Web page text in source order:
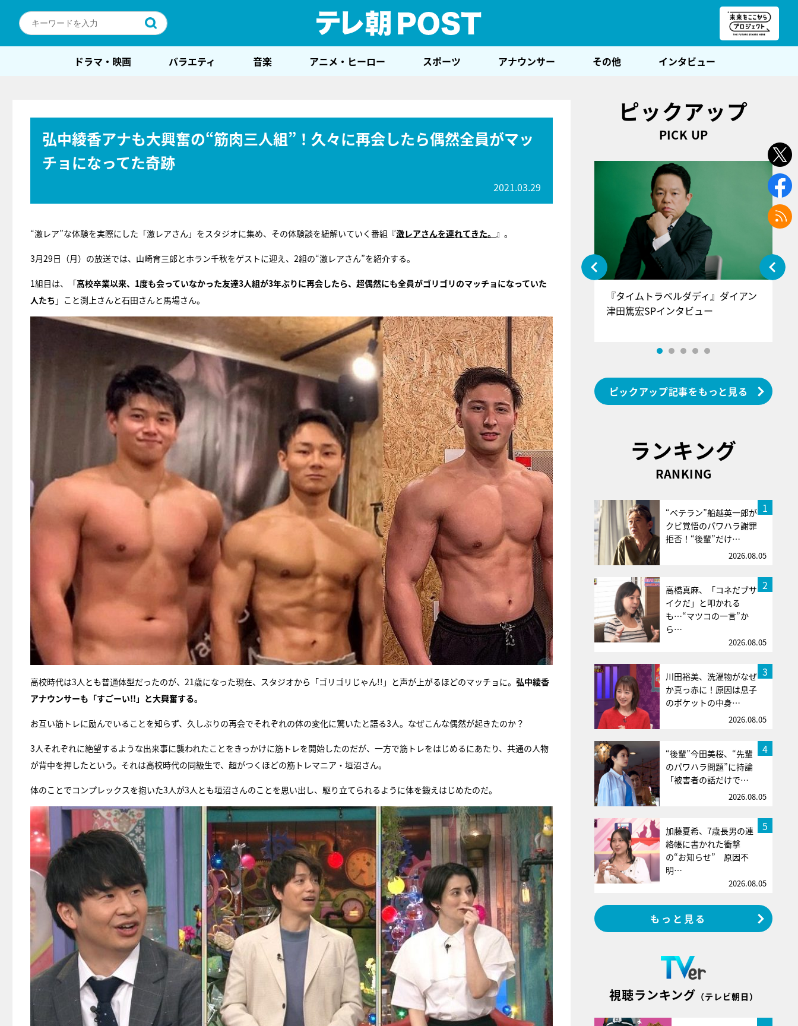
ドラマ・映画 バラエティ 音楽 アニメ・ヒーロー スポーツ アナウンサー その他 インタビュー
弘中綾香アナも大興奮の“筋肉三人組”！久々に再会したら偶然全員がマッ
チョになってた奇跡
2021.03.29
“激レア”な体験を実際にした「激レアさん」をスタジオに集め、その体験談を紐解いていく番組『激レアさんを連れてきた。 』。
3月29日（月）の放送では、山崎育三郎とホラン千秋をゲストに迎え、2組の“激レアさん”を紹介する。
1組目は、「高校卒業以来、1度も会っていなかった友達3人組が3年ぶりに再会したら、超偶然にも全員がゴリゴリのマッチョになっていた
人たち 」こと渕上さんと石田さんと馬場さん。
高校時代は3人とも普通体型だったのが、21歳になった現在、スタジオから「ゴリゴリじゃん!!」と声が上がるほどのマッチョに。 弘中綾香
アナウンサーも「すごーい!!」と大興奮する。
お互い筋トレに励んでいることを知らず、久しぶりの再会でそれぞれの体の変化に驚いたと語る3人。なぜこんな偶然が起きたのか？
3人それぞれに絶望するような出来事に襲われたことをきっかけに筋トレを開始したのだが、一方で筋トレをはじめるにあたり、共通の人物
が背中を押したという。それは高校時代の同級生で、超がつくほどの筋トレマニア・垣沼さん。
体のことでコンプレックスを抱いた3人が3人とも垣沼さんのことを思い出し、駆り立てられるように体を鍛えはじめたのだ。
ピックアップ
PICK UP
ビュー
『タイムトラベルダディ』ダイアン
津田篤宏SPインタビュー
ピックアップ記事をもっと見る
ランキング
RANKING
1
“ベテラン”船越英一郎が
クビ覚悟のパワハラ謝罪
拒否！“後輩”だけ…
2026.08.05
2
高橋真麻、「コネだブサ
イクだ」と叩かれる
も…“マツコの一言”か
ら…
2026.08.05
3
川田裕美、洗濯物がなぜ
か真っ赤に！原因は息子
のポケットの中身…
2026.08.05
4
“後輩”今田美桜、“先輩
のパワハラ問題”に持論
「被害者の話だけで…
2026.08.05
5
加藤夏希、7歳長男の連
絡帳に書かれた衝撃
の“お知らせ” 原因不
明…
2026.08.05
もっと見る
視聴ランキング （テレビ朝日）